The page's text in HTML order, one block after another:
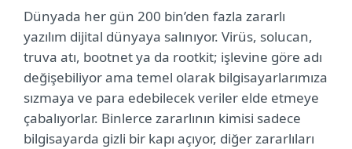
Dünyada her gün 200 bin’den fazla zararlı
yazılım dijital dünyaya salınıyor. Virüs, solucan,
truva atı, bootnet ya da rootkit; işlevine göre adı
değişebiliyor ama temel olarak bilgisayarlarımıza
sızmaya ve para edebilecek veriler elde etmeye
çabalıyorlar. Binlerce zararlının kimisi sadece
bilgisayarda gizli bir kapı açıyor, diğer zararlıları